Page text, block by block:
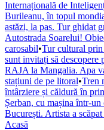
Internațională de
Burileanu, în topul
astăzi, la pas. Tur ghidat
Autostrada Soarelui!
carosabil•Tur cultural
sunt invitați să descopere
RAJA la Mangalia. Apa
stațiuni de pe litoral•Tren
întârziere și căldură în
Șerban, cu mașina într-
București. Artista a scăpat
Acasă